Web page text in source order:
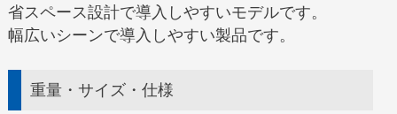
省スペース設計で導入しやすいモデルです。
幅広いシーンで導入しやすい製品です。
重量・サイズ・仕様